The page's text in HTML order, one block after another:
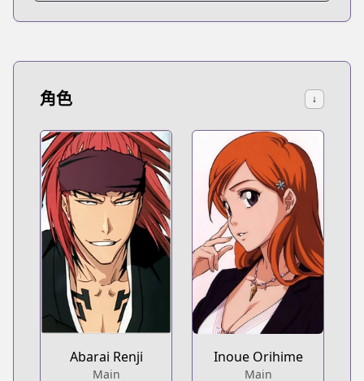
角色 ↓
Abarai Renji
Main
Inoue Orihime
Main